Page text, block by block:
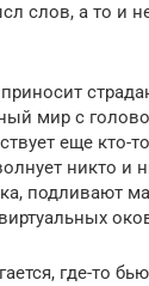
слов, а то и
мир с
еще кто-
никто и
подливают
где-то